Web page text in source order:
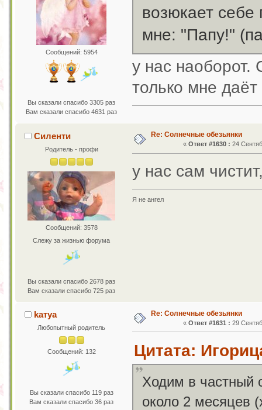
Сообщений: 5954
Вы сказали спасибо 3305 раз
Вам сказали спасибо 4631 раз
возюкает себе
мне: "Папу!"
у нас наоборот.
только мне даёт
Силенти
Родитель - профи
Сообщений: 3578
Слежу за жизнью форума
Вы сказали спасибо 2678 раз
Вам сказали спасибо 725 раз
Re: Солнечные обезьянки
«Ответ #1630 : 24
у нас сам
Я не ангел
kaтya
Любопытный родитель
Сообщений: 132
Вы сказали спасибо 119 раз
Вам сказали спасибо 36 раз
Re: Солнечные обезьянки
«Ответ #1631 : 29
Цитата:
Ходим в частный
около 2 месяцев